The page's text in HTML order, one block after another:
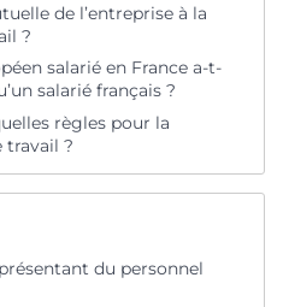
de l’entreprise à la
?
salarié en France a-t-
salarié français ?
règles pour la
travail ?
du personnel